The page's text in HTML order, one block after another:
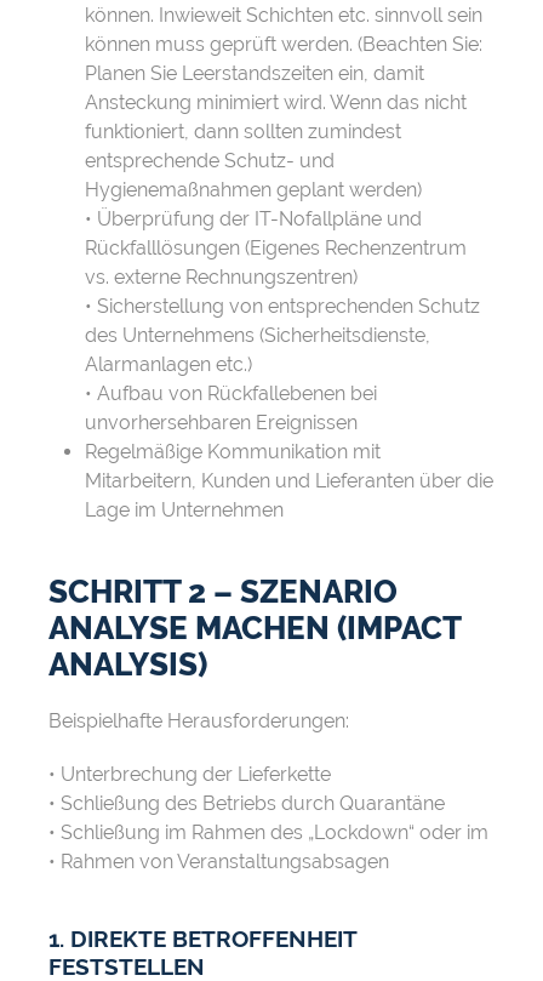
können. Inwieweit Schichten etc. sinnvoll sein
können muss geprüft werden. (Beachten Sie:
Planen Sie Leerstandszeiten ein, damit
Ansteckung minimiert wird. Wenn das nicht
funktioniert, dann sollten zumindest
entsprechende Schutz- und
Hygienemaßnahmen geplant werden)
• Überprüfung der IT-Nofallpläne und
Rückfalllösungen (Eigenes Rechenzentrum
vs. externe Rechnungszentren)
• Sicherstellung von entsprechenden Schutz
des Unternehmens (Sicherheitsdienste,
Alarmanlagen etc.)
• Aufbau von Rückfallebenen bei
unvorhersehbaren Ereignissen
Regelmäßige Kommunikation mit
Mitarbeitern, Kunden und Lieferanten über die
Lage im Unternehmen
SCHRITT 2 – SZENARIO
ANALYSE MACHEN (IMPACT
ANALYSIS)
Beispielhafte Herausforderungen:
• Unterbrechung der Lieferkette
• Schließung des Betriebs durch Quarantäne
• Schließung im Rahmen des „Lockdown“ oder im
• Rahmen von Veranstaltungsabsagen
1. DIREKTE BETROFFENHEIT
FESTSTELLEN